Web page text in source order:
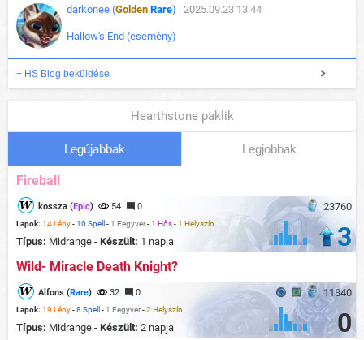
darkonee (Golden Rare) | 2025.09.23 13:44
Hallow's End (esemény)
+ HS Blog beküldése
Hearthstone paklik
Legújabbak Legjobbak
Fireball
23760
kossza (Epic) 54 0
Lapok: 14 Lény-10 Spell - 1 Fegyver-1 Hős-1 Helyszín
Típus: Midrange - Készült: 1 napja 3
Wild- Miracle Death Knight?
11840
Alfons (Rare) 32 0
Lapok: 19 Lény-8 Spell - 1 Fegyver-2 Helyszín
Típus: Midrange - Készült: 2 napja 0